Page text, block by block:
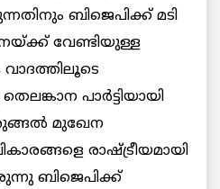
ബിജെപിക്ക് മടി
വേണ്ടിയുള്ള
പാര്‍ട്ടിയായി
മുഖേന
രാഷ്ട്രീയമായി
ബിജെപിക്ക്